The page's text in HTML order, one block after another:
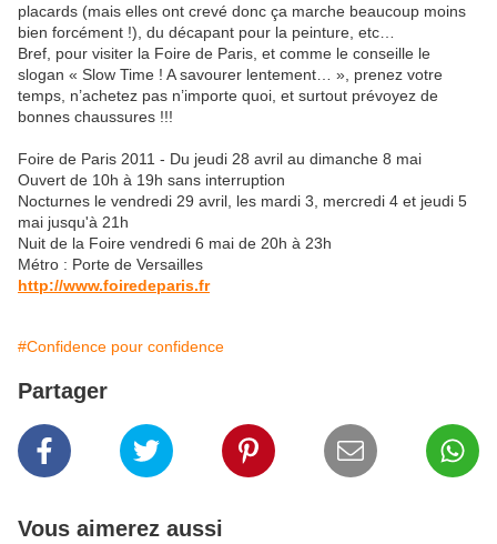
placards (mais elles ont crevé donc ça marche beaucoup moins
bien forcément !), du décapant pour la peinture, etc…
Bref, pour visiter la Foire de Paris, et comme le conseille le
slogan « Slow Time ! A savourer lentement… », prenez votre
temps, n’achetez pas n’importe quoi, et surtout prévoyez de
bonnes chaussures !!!
Foire de Paris 2011 - Du jeudi 28 avril au dimanche 8 mai
Ouvert de 10h à 19h sans interruption
Nocturnes le vendredi 29 avril, les mardi 3, mercredi 4 et jeudi 5
mai jusqu'à 21h
Nuit de la Foire vendredi 6 mai de 20h à 23h
Métro : Porte de Versailles
http://www.foiredeparis.fr
#Confidence pour confidence
Partager
Vous aimerez aussi